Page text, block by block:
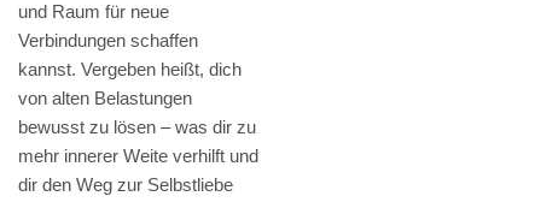
und Raum für neue
Verbindungen schaffen
kannst. Vergeben heißt, dich
von alten Belastungen
bewusst zu lösen – was dir zu
mehr innerer Weite verhilft und
dir den Weg zur Selbstliebe